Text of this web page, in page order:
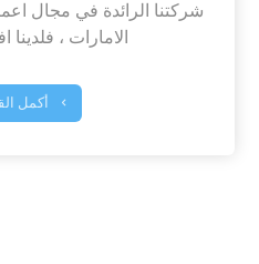
شركتنا الرائدة في مجال
الامارات ،
أكمل